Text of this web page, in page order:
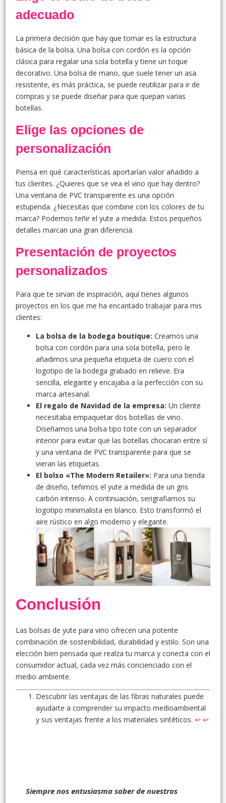
adecuado
La primera decisión que hay que tomar es la estructura
básica de la bolsa. Una bolsa con cordón es la opción
clásica para regalar una sola botella y tiene un toque
decorativo. Una bolsa de mano, que suele tener un asa
resistente, es más práctica, se puede reutilizar para ir de
compras y se puede diseñar para que quepan varias
botellas.
Elige las opciones de
personalización
Piensa en qué características aportarían valor añadido a
tus clientes. ¿Quieres que se vea el vino que hay dentro?
Una ventana de PVC transparente es una opción
estupenda. ¿Necesitas que combine con los colores de tu
marca? Podemos teñir el yute a medida. Estos pequeños
detalles marcan una gran diferencia.
Presentación de proyectos
personalizados
Para que te sirvan de inspiración, aquí tienes algunos
proyectos en los que me ha encantado trabajar para mis
clientes:
La bolsa de la bodega boutique: Creamos una
bolsa con cordón para una sola botella, pero le
añadimos una pequeña etiqueta de cuero con el
logotipo de la bodega grabado en relieve. Era
sencilla, elegante y encajaba a la perfección con su
marca artesanal.
El regalo de Navidad de la empresa: Un cliente
necesitaba empaquetar dos botellas de vino.
Diseñamos una bolsa tipo tote con un separador
interior para evitar que las botellas chocaran entre sí
y una ventana de PVC transparente para que se
vieran las etiquetas.
El bolso «The Modern Retailer»: Para una tienda
de diseño, teñimos el yute a medida de un gris
carbón intenso. A continuación, serigrafiamos su
logotipo minimalista en blanco. Esto transformó el
aire rústico en algo moderno y elegante.
Conclusión
Las bolsas de yute para vino ofrecen una potente
combinación de sostenibilidad, durabilidad y estilo. Son una
elección bien pensada que realza tu marca y conecta con el
consumidor actual, cada vez más concienciado con el
medio ambiente.
Descubrir las ventajas de las fibras naturales puede
ayudarte a comprender su impacto medioambiental
y sus ventajas frente a los materiales sintéticos. ↩ ↩
Siempre nos entusiasma saber de nuestros